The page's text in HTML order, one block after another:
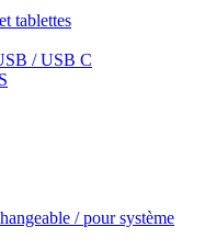
tablettes
/ USB C
/ pour système